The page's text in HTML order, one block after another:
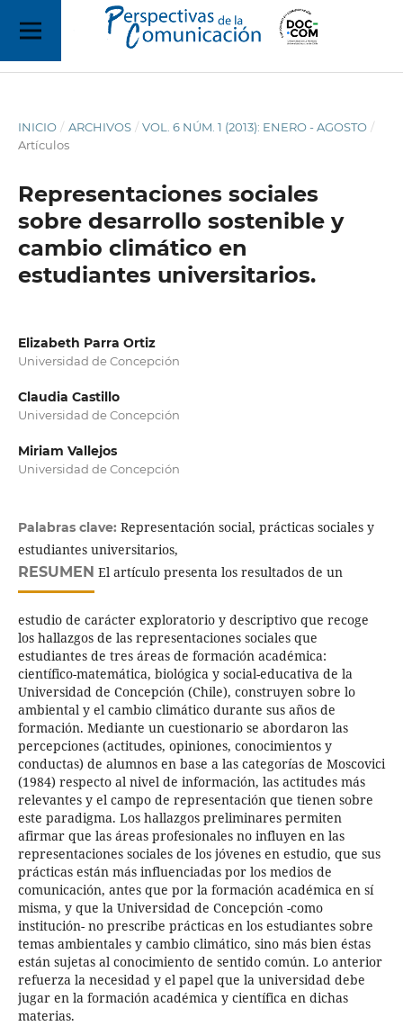
INICIO / ARCHIVOS / VOL. 6 NÚM. 1 (2013): ENERO - AGOSTO /
Artículos
Representaciones sociales
sobre desarrollo sostenible y
cambio climático en
estudiantes universitarios.
Elizabeth Parra Ortiz
Universidad de Concepción
Claudia Castillo
Universidad de Concepción
Miriam Vallejos
Universidad de Concepción
Palabras clave: Representación social, prácticas sociales y
estudiantes universitarios,
RESUMEN El artículo presenta los resultados de un
estudio de carácter exploratorio y descriptivo que recoge
los hallazgos de las representaciones sociales que
estudiantes de tres áreas de formación académica:
científico-matemática, biológica y social-educativa de la
Universidad de Concepción (Chile), construyen sobre lo
ambiental y el cambio climático durante sus años de
formación. Mediante un cuestionario se abordaron las
percepciones (actitudes, opiniones, conocimientos y
conductas) de alumnos en base a las categorías de Moscovici
(1984) respecto al nivel de información, las actitudes más
relevantes y el campo de representación que tienen sobre
este paradigma. Los hallazgos preliminares permiten
afirmar que las áreas profesionales no influyen en las
representaciones sociales de los jóvenes en estudio, que sus
prácticas están más influenciadas por los medios de
comunicación, antes que por la formación académica en sí
misma, y que la Universidad de Concepción -como
institución- no prescribe prácticas en los estudiantes sobre
temas ambientales y cambio climático, sino más bien éstas
están sujetas al conocimiento de sentido común. Lo anterior
refuerza la necesidad y el papel que la universidad debe
jugar en la formación académica y científica en dichas
materias.